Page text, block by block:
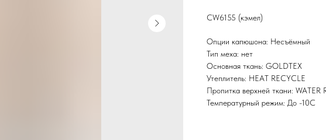
CW6155 (кэмел)
Опции капюшона: Несъёмный
Тип меха: нет
Основная ткань: GOLDTEX
Утеплитель: HEAT RECYCLE
Пропитка верхней ткани: WATER
Температурный режим: До -10С